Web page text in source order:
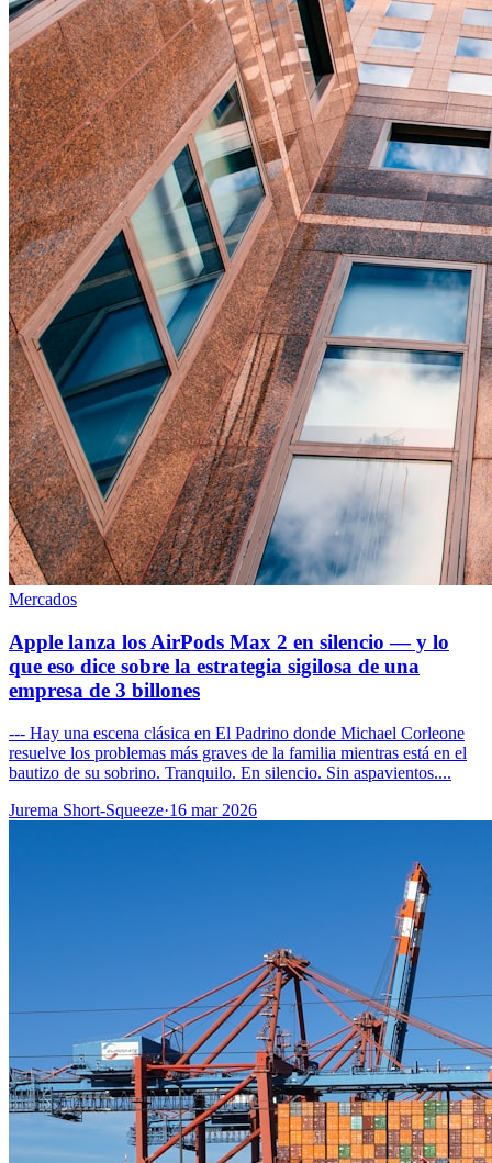
Mercados
Apple lanza los AirPods Max 2 en silencio — y lo
que eso dice sobre la estrategia sigilosa de una
empresa de 3 billones
--- Hay una escena clásica en El Padrino donde Michael Corleone
resuelve los problemas más graves de la familia mientras está en el
bautizo de su sobrino. Tranquilo. En silencio. Sin aspavientos....
Jurema Short-Squeeze·16 mar 2026